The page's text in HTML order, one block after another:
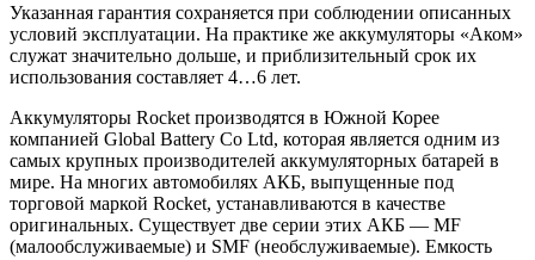
Указанная гарантия сохраняется при соблюдении описанных
условий эксплуатации. На практике же аккумуляторы «Аком»
служат значительно дольше, и приблизительный срок их
использования составляет 4…6 лет.
Аккумуляторы Rocket производятся в Южной Корее
компанией Global Battery Co Ltd, которая является одним из
самых крупных производителей аккумуляторных батарей в
мире. На многих автомобилях АКБ, выпущенные под
торговой маркой Rocket, устанавливаются в качестве
оригинальных. Существует две серии этих АКБ — MF
(малообслуживаемые) и SMF (необслуживаемые). Емкость